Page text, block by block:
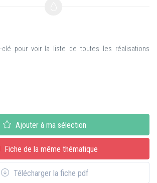
clé pour voir la liste de toutes les réalisations
Ajouter à ma sélection
Fiche de la même thématique
Télécharger la fiche pdf